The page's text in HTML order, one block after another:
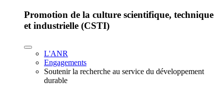
Promotion de la culture scientifique, technique
et industrielle (CSTI)
L'ANR
Engagements
Soutenir la recherche au service du développement
durable